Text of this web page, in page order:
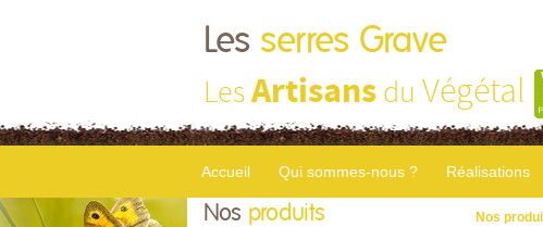
Les serres Grave
LesArtisans du Végétal
Accueil Qui sommes-nous ? Réalisations
Nos produits Nos